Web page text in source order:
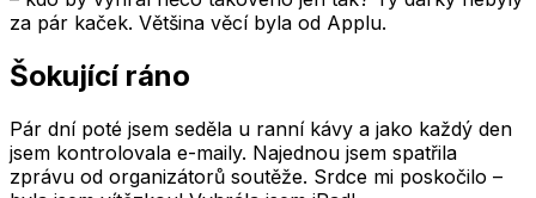
za pár kaček. Většina věcí byla od Applu.
Šokující ráno
Pár dní poté jsem seděla u ranní kávy a jako každý den
jsem kontrolovala e-maily. Najednou jsem spatřila
zprávu od organizátorů soutěže. Srdce mi poskočilo –